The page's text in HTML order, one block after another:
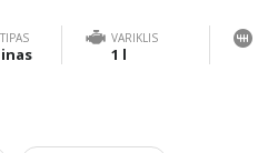
VARIKLIS
1 l